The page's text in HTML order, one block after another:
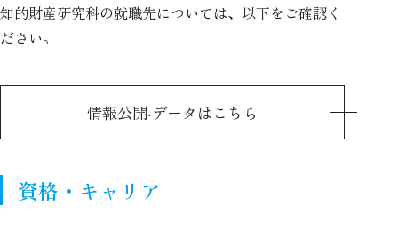
知的財産研究科の就職先については、以下をご確認く
ださい。
情報公開‧データはこちら
資格・キャリア